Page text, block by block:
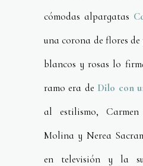
cómodas alpargatas
una corona de flores
blancos y rosas lo
ramo era de Dilo con
al estilismo,
Molina y Nerea
en televisión y la